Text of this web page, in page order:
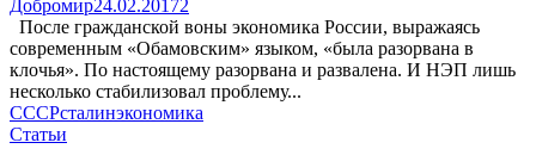
Добромир24.02.20172
После гражданской воны экономика России, выражаясь
современным «Обамовским» языком, «была разорвана в
клочья». По настоящему разорвана и развалена. И НЭП лишь
несколько стабилизовал проблему...
СССРсталинэкономика
Статьи